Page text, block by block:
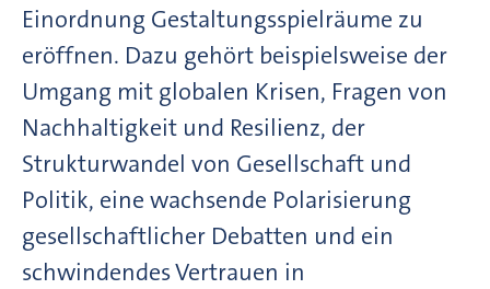
Einordnung Gestaltungsspielräume zu
eröffnen. Dazu gehört beispielsweise der
Umgang mit globalen Krisen, Fragen von
Nachhaltigkeit und Resilienz, der
Strukturwandel von Gesellschaft und
Politik, eine wachsende Polarisierung
gesellschaftlicher Debatten und ein
schwindendes Vertrauen in